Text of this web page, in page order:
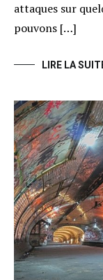
attaques sur
pouvons […]
LIRE LA